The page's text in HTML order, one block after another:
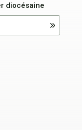
diocésaine